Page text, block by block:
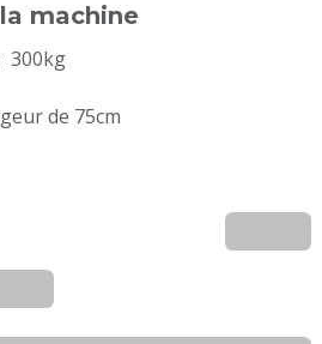
machine
300kg
de 75cm